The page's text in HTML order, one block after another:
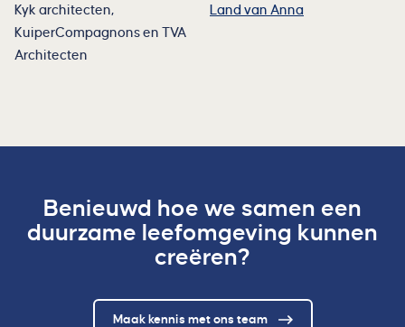
Kyk architecten,
KuiperCompagnons en TVA
Architecten
Land van Anna
Benieuwd hoe we samen een
duurzame leefomgeving kunnen
creëren?
Maak kennis met ons team